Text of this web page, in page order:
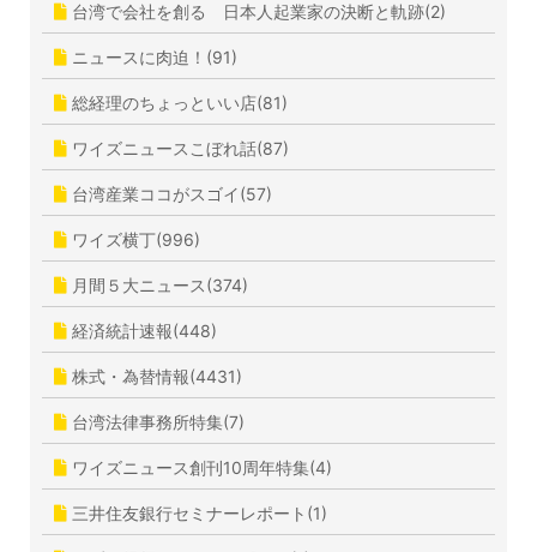
台湾で会社を創る 日本人起業家の決断と軌跡(2)
ニュースに肉迫！(91)
総経理のちょっといい店(81)
ワイズニュースこぼれ話(87)
台湾産業ココがスゴイ(57)
ワイズ横丁(996)
月間５大ニュース(374)
経済統計速報(448)
株式・為替情報(4431)
台湾法律事務所特集(7)
ワイズニュース創刊10周年特集(4)
三井住友銀行セミナーレポート(1)